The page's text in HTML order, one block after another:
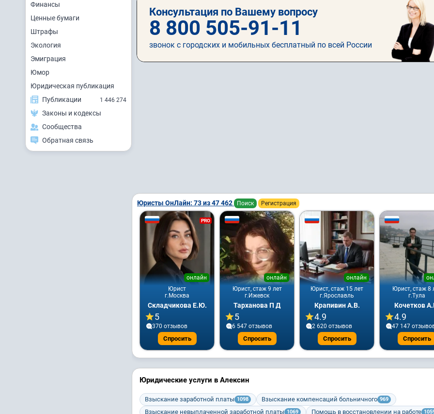
Финансы
Ценные бумаги
Штрафы
Экология
Эмиграция
Юмор
Юридическая публикация
Публикации
1 446 274
Законы и кодексы
Сообщества
Обратная связь
Консультация по Вашему вопросу
8 800 505-91-11
звонок с городских и мобильных бесплатный по всей России
Юристы ОнЛайн: 73 из 47 462 Поиск Регистрация
PRO
Юрист
онлайн
г.Москва
Складчикова Е.Ю.
5
370 отзывов
Спросить
Юрист, стаж 9 лет
онлайн
г.Ижевск
Тарханова П Д
5
6 547 отзывов
Спросить
Юрист, стаж 15 лет
онлайн
г.Ярославль
Крапивин А.В.
4.9
2 620 отзывов
Спросить
Юрист, стаж 8
г.Тула
Кочетков
4.9
47 147
Спросить
Юридические услуги в Алексин
Взыскание заработной платы 1098 Взыскание компенсаций больничного 969
Взыскание невыплаченной заработной платы 1069 Помощь в восстановлении на работе